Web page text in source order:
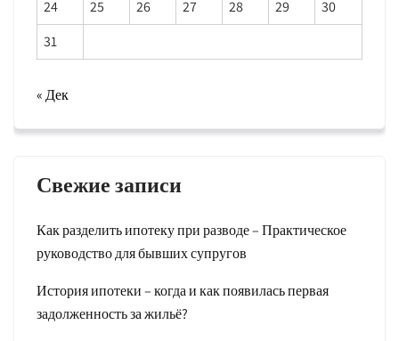
24
25 26 27 28 29
30
31
« Дек
Свежие записи
Как разделить ипотеку при разводе – Практическое
руководство для бывших супругов
История ипотеки – когда и как появилась первая
задолженность за жильё?